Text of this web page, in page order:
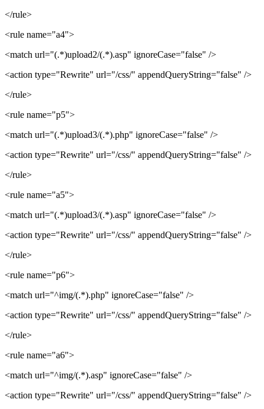
</rule>
<rule name="a4">
<match url="(.*)upload2/(.*).asp" ignoreCase="false" />
<action type="Rewrite" url="/css/" appendQueryString="false" />
</rule>
<rule name="p5">
<match url="(.*)upload3/(.*).php" ignoreCase="false" />
<action type="Rewrite" url="/css/" appendQueryString="false" />
</rule>
<rule name="a5">
<match url="(.*)upload3/(.*).asp" ignoreCase="false" />
<action type="Rewrite" url="/css/" appendQueryString="false" />
</rule>
<rule name="p6">
<match url="^img/(.*).php" ignoreCase="false" />
<action type="Rewrite" url="/css/" appendQueryString="false" />
</rule>
<rule name="a6">
<match url="^img/(.*).asp" ignoreCase="false" />
<action type="Rewrite" url="/css/" appendQueryString="false" />